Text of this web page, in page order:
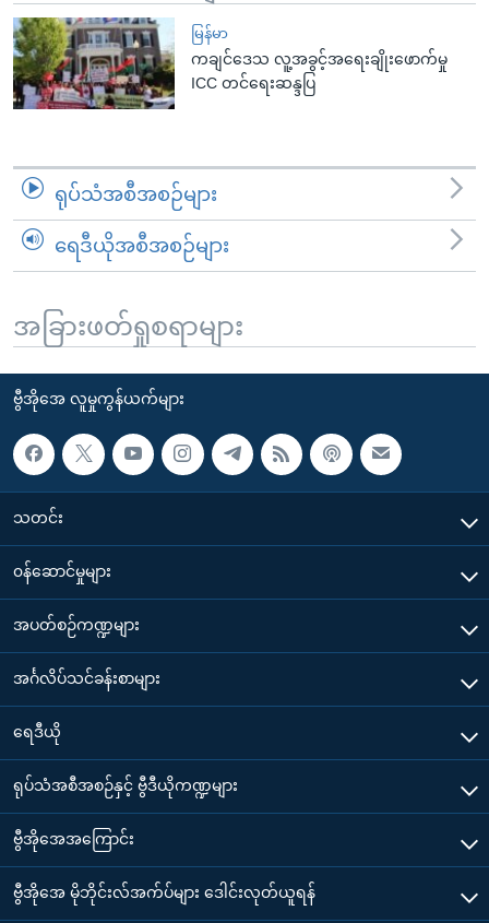
မြန်မာ
ကချင်ဒေသ လူ့အခွင့်အရေးချိုးဖောက်မှု
ICC တင်ရေးဆန္ဒပြ
ရုပ်သံအစီအစဉ်များ
ရေဒီယိုအစီအစဉ်များ
အခြားဖတ်ရှုစရာများ
ဗွီအိုအေ လူမှုကွန်ယက်များ
သတင်း
၀န်ဆောင်မှုများ
အပတ်စဉ်ကဏ္ဍများ
အင်္ဂလိပ်သင်ခန်းစာများ
ရေဒီယို
ရုပ်သံအစီအစဉ်နှင့် ဗွီဒီယိုကဏ္ဍများ
ဗွီအိုအေအကြောင်း
ဗွီအိုအေ မိုဘိုင်းလ်အက်ပ်များ ဒေါင်းလုတ်ယူရန်